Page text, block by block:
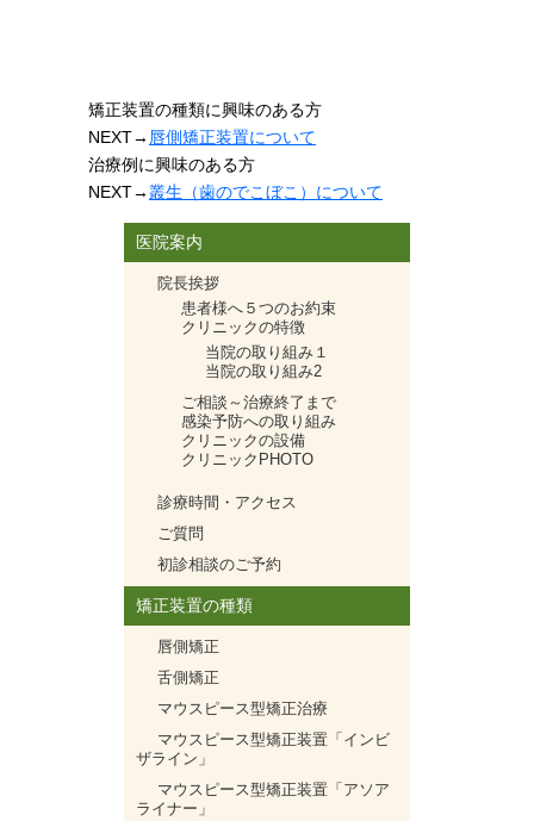
矯正装置の種類に興味のある方
NEXT→ 唇側矯正装置について
治療例に興味のある方
NEXT→叢生（歯のでこぼこ）について
医院案内
院長挨拶
患者様へ５つのお約束
クリニックの特徴
当院の取り組み１
当院の取り組み2
ご相談～治療終了まで
感染予防への取り組み
クリニックの設備
クリニックPHOTO
診療時間・アクセス
ご質問
初診相談のご予約
矯正装置の種類
唇側矯正
舌側矯正
マウスピース型矯正治療
マウスピース型矯正装置「インビ
ザライン」
マウスピース型矯正装置「アソア
ライナー」